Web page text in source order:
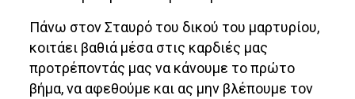
Πάνω στον Σταυρό του δικού του μαρτυρίου,
κοιτάει βαθιά μέσα στις καρδιές μας
προτρέποντάς μας να κάνουμε το πρώτο
βήμα, να αφεθούμε και ας μην βλέπουμε τον